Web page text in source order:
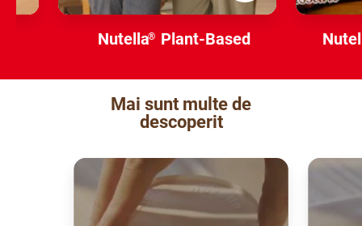
Nutella® Plant-Based
Mai sunt multe de
descoperit